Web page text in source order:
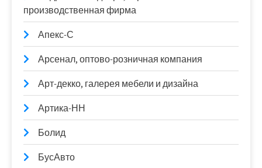
производственная фирма
Апекс-С
Арсенал, оптово-розничная компания
Арт-декко, галерея мебели и дизайна
Артика-НН
Болид
БусАвто